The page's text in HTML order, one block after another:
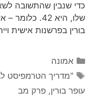
כדי שנבין שהתשובה
שלו, היא 42.
בורין בפרשנות אישית
קטגוריות
אמונה
תגיות
"מדריך הטרמפיסט
עופר בורין, פרק מב